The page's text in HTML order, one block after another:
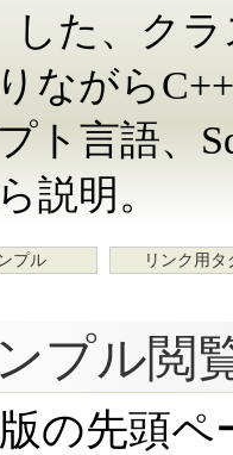
した、ク
ながら
ト言語、
説明。
プル リンク用タ
プル閲
の先頭